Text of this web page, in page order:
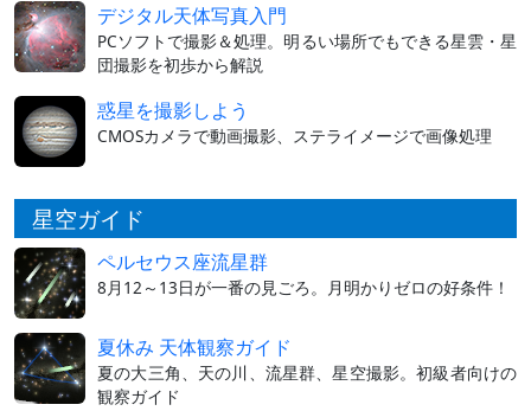
デジタル天体写真入門
PCソフトで撮影＆処理。明るい場所でもできる星雲・星
団撮影を初歩から解説
惑星を撮影しよう
CMOSカメラで動画撮影、ステライメージで画像処理
星空ガイド
ペルセウス座流星群
8月12～13日が一番の見ごろ。月明かりゼロの好条件！
夏休み 天体観察ガイド
夏の大三角、天の川、流星群、星空撮影。初級者向けの
観察ガイド